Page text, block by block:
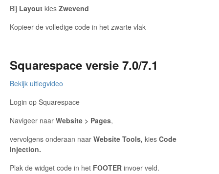
Bij Layout kies Zwevend
Kopieer de volledige code in het zwarte vlak
Squarespace versie 7.0/7.1
Bekijk uitlegvideo
Login op Squarespace
Navigeer naar Website > Pages,
vervolgens onderaan naar Website Tools, kies Code
Injection.
Plak de widget code in het FOOTER invoer veld.